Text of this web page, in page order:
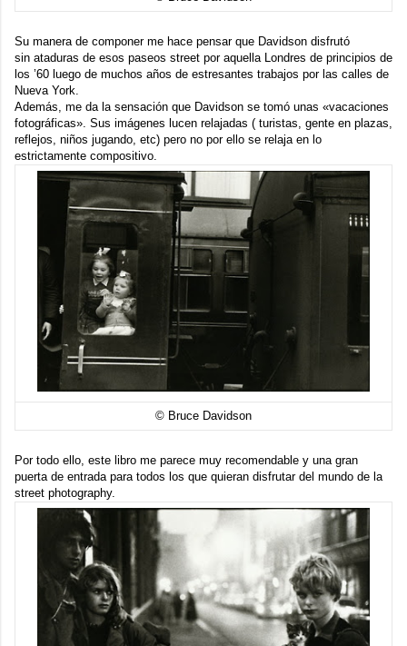
Su manera de componer me hace pensar que Davidson disfrutó
sin ataduras de esos paseos street por aquella Londres de principios de
los ’60 luego de muchos años de estresantes trabajos por las calles de
Nueva York.
Además, me da la sensación que Davidson se tomó unas «vacaciones
fotográficas». Sus imágenes lucen relajadas ( turistas, gente en plazas,
reflejos, niños jugando, etc) pero no por ello se relaja en lo
estrictamente compositivo.
© Bruce Davidson
Por todo ello, este libro me parece muy recomendable y una gran
puerta de entrada para todos los que quieran disfrutar del mundo de la
street photography.